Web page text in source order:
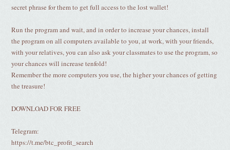
secret phrase for them to get full access to the lost wallet!
Run the program and wait, and in order to increase your chances, install
the program on all computers available to you, at work, with your friends,
with your relatives, you can also ask your classmates to use the program, so
your chances will increase tenfold!
Remember the more computers you use, the higher your chances of getting
the treasure!
DOWNLOAD FOR FREE
Telegram:
https://t.me/btc_profit_search